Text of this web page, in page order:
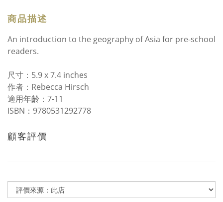
商品描述
An introduction to the geography of Asia for pre-school
readers.
尺寸：5.9 x 7.4 inches
作者：Rebecca Hirsch
適用年齡：7-11
ISBN：9780531292778
顧客評價